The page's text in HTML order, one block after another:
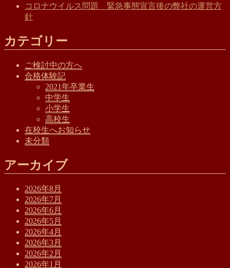
コロナウイルス問題 緊急事態宣言後の弊社の運営方
針
カテゴリー
ご検討中の方へ
合格体験記
2021年卒業生
中学生
小学生
高校生
在校生へお知らせ
未分類
アーカイブ
2026年8月
2026年7月
2026年6月
2026年5月
2026年4月
2026年3月
2026年2月
2026年1月